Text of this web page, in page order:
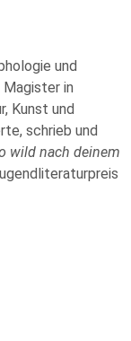
und
Magister in
Kunst und
schrieb und
wild nach deinem